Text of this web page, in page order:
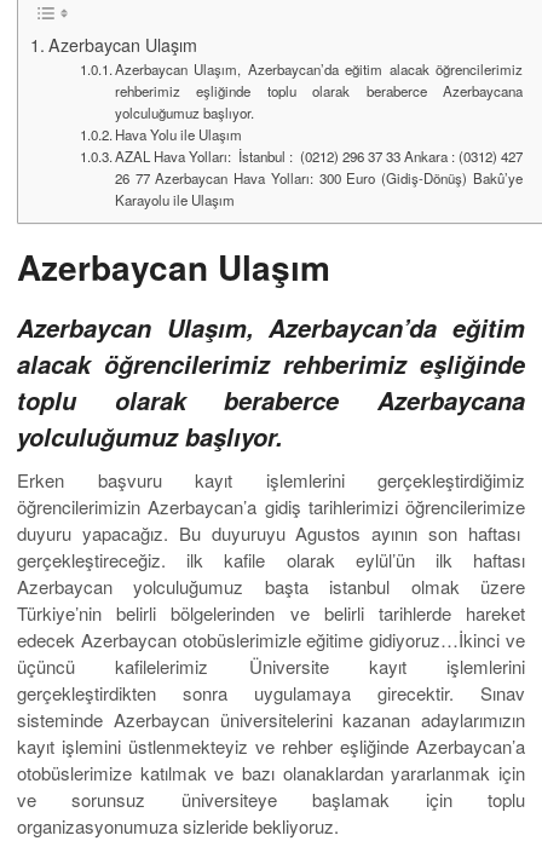
Azerbaycan Ulaşım
Azerbaycan Ulaşım, Azerbaycan’da eğitim alacak öğrencilerimiz
rehberimiz eşliğinde toplu olarak beraberce Azerbaycana
yolculuğumuz başlıyor.
Hava Yolu ile Ulaşım
AZAL Hava Yolları: İstanbul : (0212) 296 37 33 Ankara : (0312) 427
26 77 Azerbaycan Hava Yolları: 300 Euro (Gidiş-Dönüş) Bakû’ye
Karayolu ile Ulaşım
Azerbaycan Ulaşım
Azerbaycan Ulaşım, Azerbaycan’da eğitim
alacak öğrencilerimiz rehberimiz eşliğinde
toplu olarak beraberce Azerbaycana
yolculuğumuz başlıyor.
Erken başvuru kayıt işlemlerini gerçekleştirdiğimiz
öğrencilerimizin Azerbaycan’a gidiş tarihlerimizi öğrencilerimize
duyuru yapacağız. Bu duyuruyu Agustos ayının son haftası
gerçekleştireceğiz. ilk kafile olarak eylül’ün ilk haftası
Azerbaycan yolculuğumuz başta istanbul olmak üzere
Türkiye’nin belirli bölgelerinden ve belirli tarihlerde hareket
edecek Azerbaycan otobüslerimizle eğitime gidiyoruz…İkinci ve
üçüncü kafilelerimiz Üniversite kayıt işlemlerini
gerçekleştirdikten sonra uygulamaya girecektir. Sınav
sisteminde Azerbaycan üniversitelerini kazanan adaylarımızın
kayıt işlemini üstlenmekteyiz ve rehber eşliğinde Azerbaycan’a
otobüslerimize katılmak ve bazı olanaklardan yararlanmak için
ve sorunsuz üniversiteye başlamak için toplu
organizasyonumuza sizleride bekliyoruz.